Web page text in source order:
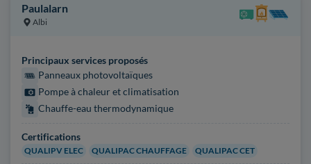
Paulalarn
Albi
Principaux services proposés
Panneaux photovoltaïques
Pompe à chaleur et climatisation
Chauffe-eau thermodynamique
Certifications
QUALIPV ELEC QUALIPAC CHAUFFAGE QUALIPAC CET